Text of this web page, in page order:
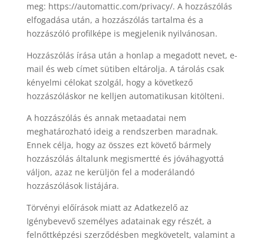
meg: https://automattic.com/privacy/. A hozzászólás
elfogadása után, a hozzászólás tartalma és a
hozzászóló profilképe is megjelenik nyilvánosan.
Hozzászólás írása után a honlap a megadott nevet, e-
mail és web címet sütiben eltárolja. A tárolás csak
kényelmi célokat szolgál, hogy a következő
hozzászóláskor ne kelljen automatikusan kitölteni.
A hozzászólás és annak metaadatai nem
meghatározható ideig a rendszerben maradnak.
Ennek célja, hogy az összes ezt követő bármely
hozzászólás általunk megismertté és jóváhagyottá
váljon, azaz ne kerüljön fel a moderálandó
hozzászólások listájára.
Törvényi előírások miatt az Adatkezelő az
Igénybevevő személyes adatainak egy részét, a
felnőttképzési szerződésben megkövetelt, valamint a